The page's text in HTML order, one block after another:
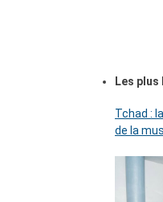
Les plus
Tchad :
de la